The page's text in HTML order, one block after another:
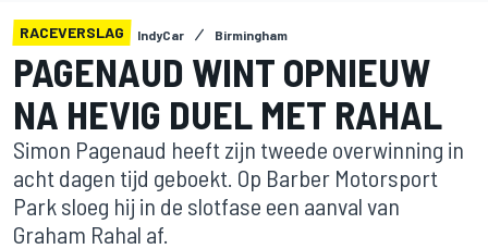
RACEVERSLAG IndyCar Birmingham
PAGENAUD WINT OPNIEUW
NA HEVIG DUEL MET RAHAL
Simon Pagenaud heeft zijn tweede overwinning in
acht dagen tijd geboekt. Op Barber Motorsport
Park sloeg hij in de slotfase een aanval van
Graham Rahal af.